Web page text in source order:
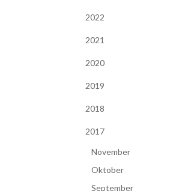
2022
2021
2020
2019
2018
2017
November
Oktober
September